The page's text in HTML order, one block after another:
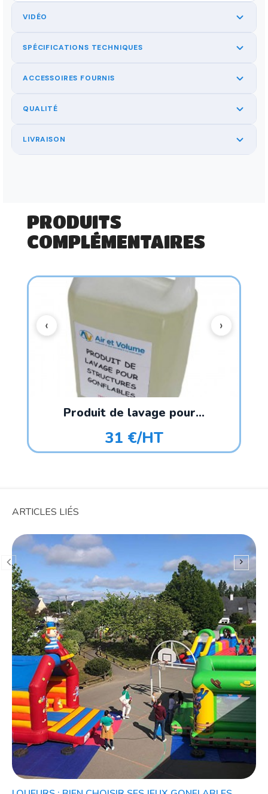
VIDÉO
SPÉCIFICATIONS TECHNIQUES
ACCESSOIRES FOURNIS
QUALITÉ
LIVRAISON
PRODUITS
COMPLÉMENTAIRES
Produit de lavage pour...
31 €/HT
ARTICLES LIÉS